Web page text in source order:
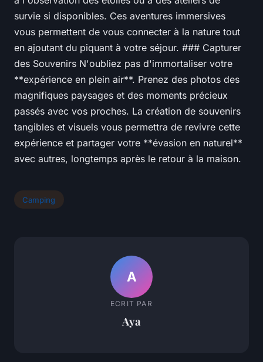
survie si disponibles. Ces aventures immersives
vous permettent de vous connecter à la nature tout
en ajoutant du piquant à votre séjour. ### Capturer
des Souvenirs N'oubliez pas d'immortaliser votre
**expérience en plein air**. Prenez des photos des
magnifiques paysages et des moments précieux
passés avec vos proches. La création de souvenirs
tangibles et visuels vous permettra de revivre cette
expérience et partager votre **évasion en naturel**
avec autres, longtemps après le retour à la maison.
Camping
A
ECRIT PAR
Aya